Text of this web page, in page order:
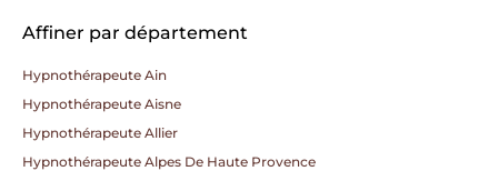
Affiner par département
Hypnothérapeute Ain
Hypnothérapeute Aisne
Hypnothérapeute Allier
Hypnothérapeute Alpes De Haute Provence